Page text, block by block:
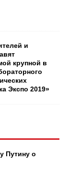
и
крупной в
Экспо 2019»
Путину о